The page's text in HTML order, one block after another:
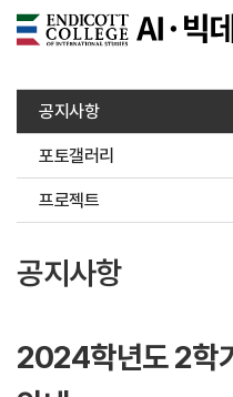
공지사항
포토갤러리
프로젝트
공지사항
2024학년도 2학